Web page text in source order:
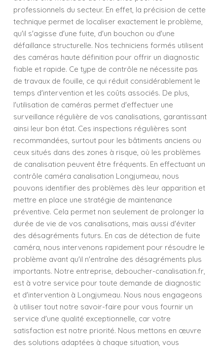
professionnels du secteur. En effet, la précision de cette
technique permet de localiser exactement le problème,
qu'il s'agisse d'une fuite, d'un bouchon ou d'une
défaillance structurelle. Nos techniciens formés utilisent
des caméras haute définition pour offrir un diagnostic
fiable et rapide. Ce type de contrôle ne nécessite pas
de travaux de fouille, ce qui réduit considérablement le
temps d'intervention et les coûts associés. De plus,
l'utilisation de caméras permet d'effectuer une
surveillance régulière de vos canalisations, garantissant
ainsi leur bon état. Ces inspections régulières sont
recommandées, surtout pour les bâtiments anciens ou
ceux situés dans des zones à risque, où les problèmes
de canalisation peuvent être fréquents. En effectuant un
contrôle caméra canalisation Longjumeau, nous
pouvons identifier des problèmes dès leur apparition et
mettre en place une stratégie de maintenance
préventive. Cela permet non seulement de prolonger la
durée de vie de vos canalisations, mais aussi d'éviter
des désagréments futurs. En cas de détection de fuite
caméra, nous intervenons rapidement pour résoudre le
problème avant qu'il n'entraîne des désagréments plus
importants. Notre entreprise, deboucher-canalisation.fr,
est à votre service pour toute demande de diagnostic
et d'intervention à Longjumeau. Nous nous engageons
à utiliser tout notre savoir-faire pour vous fournir un
service d'une qualité exceptionnelle, car votre
satisfaction est notre priorité. Nous mettons en œuvre
des solutions adaptées à chaque situation, vous